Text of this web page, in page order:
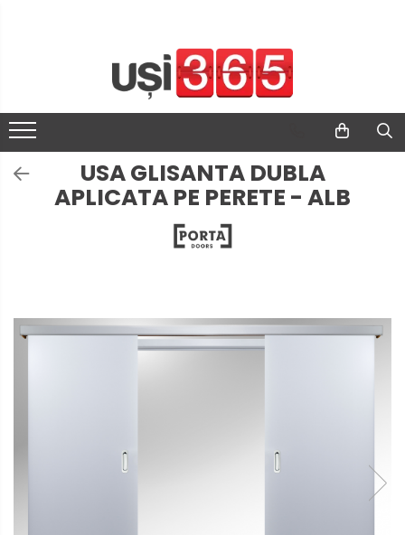
USA GLISANTA DUBLA
APLICATA PE PERETE - ALB